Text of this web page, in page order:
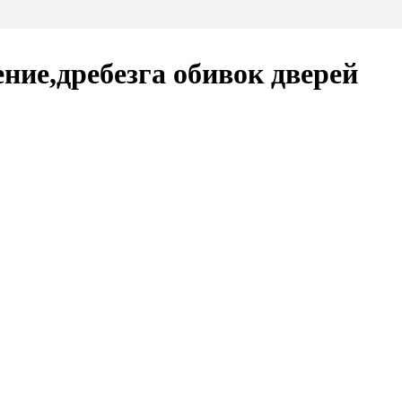
обивок дверей